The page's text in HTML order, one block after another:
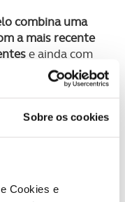
Sobre os cookies
Cookies e
combina uma
a mais recente
e ainda com
excelente
do carro e para
a segurança
na categoria de